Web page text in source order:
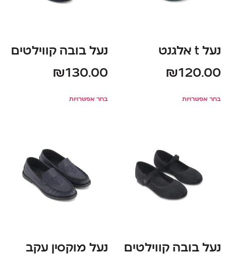
נעל t אלגנט
₪120.00
בחר אפשרויות
נעל בובה קווילטים
₪130.00
בחר אפשרויות
נעל בובה קווילטים
נעל מוקסין עקב